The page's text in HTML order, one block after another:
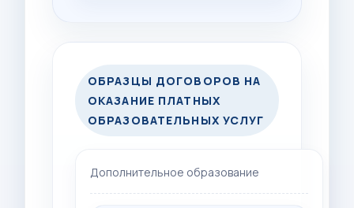
ОБРАЗЦЫ ДОГОВОРОВ НА
ОКАЗАНИЕ ПЛАТНЫХ
ОБРАЗОВАТЕЛЬНЫХ УСЛУГ
Дополнительное образование